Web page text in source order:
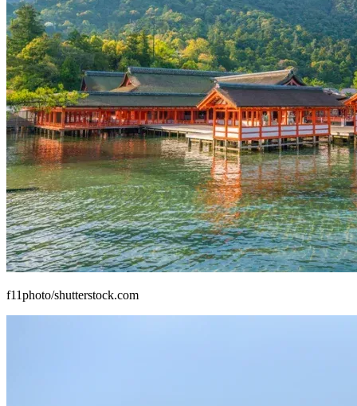
f11photo/shutterstock.com